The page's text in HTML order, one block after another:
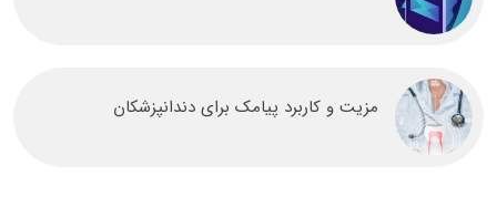
مزیت و کاربرد پیامک برای دندانپزشکان